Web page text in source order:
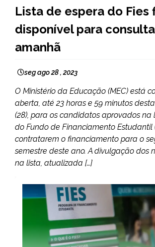
NOTÍCIAS
Lista de espera do Fies
disponível para
amanhã
seg ago 28 , 2023
O Ministério da Educação (MEC) está
aberta, até 23 horas e 59 minutos
(28), para os candidatos aprovados na
do Fundo de Financiamento Estudantil
contratarem o financiamento para o
semestre deste ano. A divulgação dos
na lista, atualizada […]